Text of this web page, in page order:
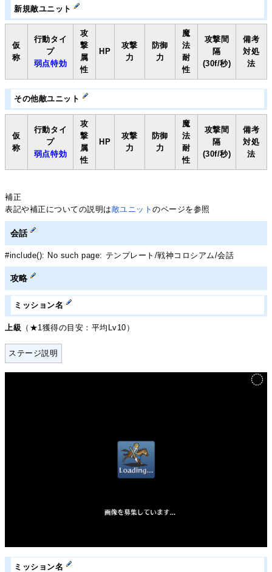
新規敵ユニット
仮
称
行動タイ
プ
弱点特効
攻
撃
属
性
HP
攻撃
力
防御
力
魔
法
耐
性
攻撃間
隔
(30f/秒)
備考
対処
法
その他敵ユニット
仮
称
行動タイ
プ
弱点特効
攻
撃
属
性
HP
攻撃
力
防御
力
魔
法
耐
性
攻撃間
隔
(30f/秒)
備考
対処
法
補正
表記や補正についての説明は敵ユニットのページを参照
会話
#include(): No such page: テンプレート/戦神コロシアム/会話
攻略
ミッション名
上級 （★1獲得の目安：平均Lv10）
ステージ説明
ミッション名